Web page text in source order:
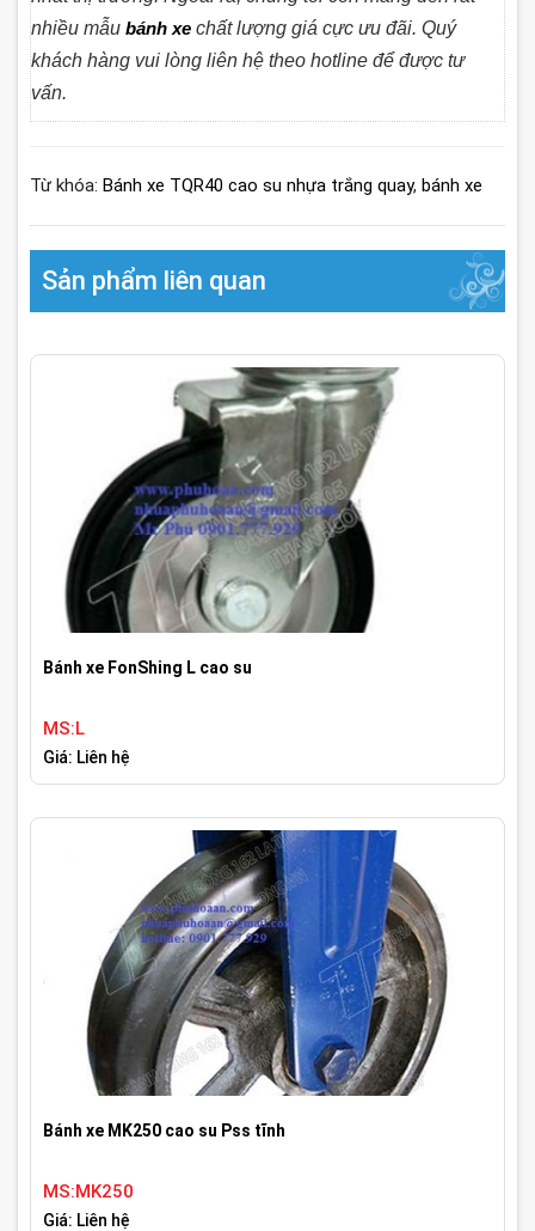
nhiều mẫu bánh xe chất lượng giá cực ưu đãi. Quý
khách hàng vui lòng liên hệ theo hotline để được tư
vấn.
Từ khóa: Bánh xe TQR40 cao su nhựa trắng quay, bánh xe
Sản phẩm liên quan
Bánh xe FonShing L cao su
MS:L
Giá: Liên hệ
Bánh xe MK250 cao su Pss tĩnh
MS:MK250
Giá: Liên hệ